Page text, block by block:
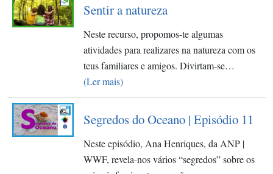
Sentir a natureza
Neste recurso, propomos-te algumas
atividades para realizares na natureza com os
teus familiares e amigos. Divirtam-se…
(Ler mais)
Segredos do Oceano | Episódio 11
Neste episódio, Ana Henriques, da ANP |
WWF, revela-nos vários “segredos” sobre os